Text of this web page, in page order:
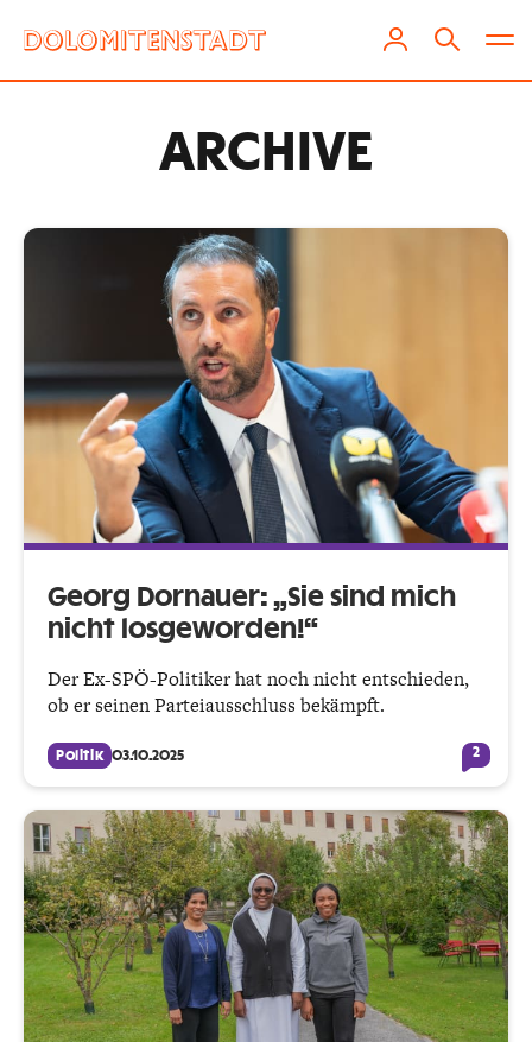
ARCHIVE
Georg Dornauer: „Sie sind mich
nicht losgeworden!“
Der Ex-SPÖ-Politiker hat noch nicht entschieden,
ob er seinen Parteiausschluss bekämpft.
Politik 03.10.2025 2